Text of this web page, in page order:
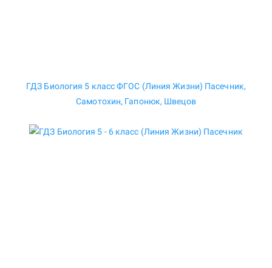
ГДЗ Биология 5 класс ФГОС (Линия Жизни) Пасечник,
Самотохин, Гапонюк, Швецов